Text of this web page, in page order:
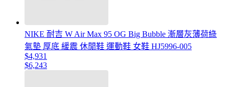
NIKE 耐吉 W Air Max 95 OG Big Bubble 漸層灰薄荷綠
氣墊 厚底 緩震 休閒鞋 運動鞋 女鞋 HJ5996-005
$4,931
$6,243